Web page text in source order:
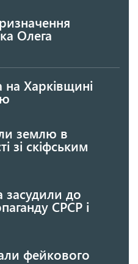
Олега
на Харківщині
землю в
зі скіфським
засудили до
СРСР і
фейкового